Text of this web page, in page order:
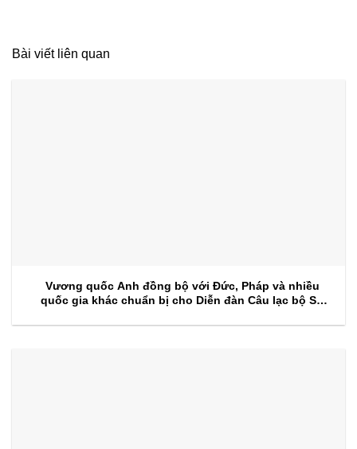
Bài viết liên quan
Vương quốc Anh đồng bộ với Đức, Pháp và nhiều
quốc gia khác chuẩn bị cho Diễn đàn Câu lạc bộ Sự